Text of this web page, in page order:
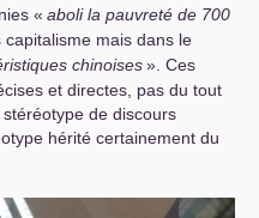
« aboli la pauvreté de 700
capitalisme mais dans le
chinoises». Ces
et directes, pas du tout
de discours
hérité certainement du